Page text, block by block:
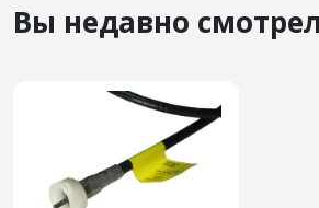
Вы недавно